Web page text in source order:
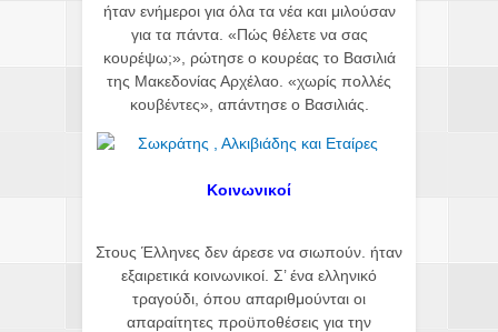
ήταν ενήμεροι για όλα τα νέα και μιλούσαν
για τα πάντα. «Πώς θέλετε να σας
κουρέψω;», ρώτησε ο κουρέας το Βασιλιά
της Μακεδονίας Αρχέλαο. «χωρίς πολλές
κουβέντες», απάντησε ο Βασιλιάς.
Κοινωνικοί
Στους Έλληνες δεν άρεσε να σιωπούν. ήταν
εξαιρετικά κοινωνικοί. Σ’ ένα ελληνικό
τραγούδι, όπου απαριθμούνται οι
απαραίτητες προϋποθέσεις για την